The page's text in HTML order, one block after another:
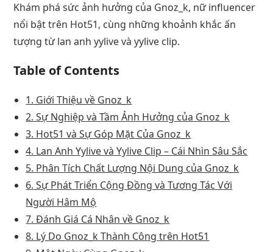
Khám phá sức ảnh hưởng của Gnoz_k, nữ influencer
nổi bật trên Hot51, cùng những khoảnh khắc ấn
tượng từ lan anh yylive và yylive clip.
Table of Contents
1. Giới Thiệu về Gnoz_k
2. Sự Nghiệp và Tầm Ảnh Hưởng của Gnoz_k
3. Hot51 và Sự Góp Mặt Của Gnoz_k
4. Lan Anh Yylive và Yylive Clip – Cái Nhìn Sâu Sắc
5. Phân Tích Chất Lượng Nội Dung của Gnoz_k
6. Sự Phát Triển Cộng Đồng và Tương Tác Với
Người Hâm Mộ
7. Đánh Giá Cá Nhân về Gnoz_k
8. Lý Do Gnoz_k Thành Công trên Hot51